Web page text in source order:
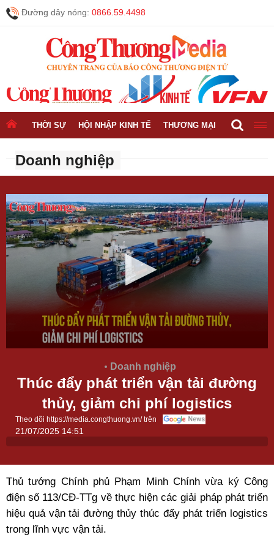
Đường dây nóng: 0866.59.4498
THỜI SỰ HỘI NHẬP KINH TẾ THƯƠNG MẠI CÔNG
Doanh nghiệp
Doanh nghiệp
Thúc đẩy phát triển vận tải đường
thủy, giảm chi phí logistics
Theo dõi https://media.congthuong.vn/ trên
21/07/2025 14:51
Thủ tướng Chính phủ Phạm Minh Chính vừa ký Công
điện số 113/CĐ-TTg về thực hiện các giải pháp phát triển
hiệu quả vận tải đường thủy thúc đẩy phát triển logistics
trong lĩnh vực vận tải.